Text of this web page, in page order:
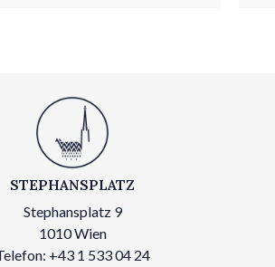
STEPHANSPLATZ
Stephansplatz 9
1010 Wien
+43 1 533 04 24